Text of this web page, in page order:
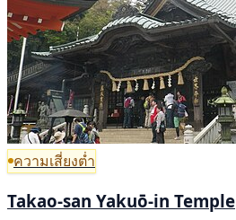
ความเสี่ยงต่ำ
Takao-san Yakuō-in Temple